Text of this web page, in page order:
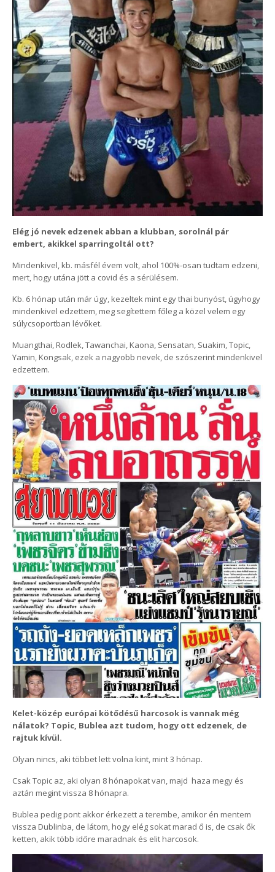
Elég jó nevek edzenek abban a klubban, sorolnál pár
embert, akikkel sparringoltál ott?
Mindenkivel, kb. másfél évem volt, ahol 100%-osan tudtam edzeni,
mert, hogy utána jött a covid és a sérülésem.
Kb. 6 hónap után már úgy, kezeltek mint egy thai bunyóst, úgyhogy
mindenkivel edzettem, meg segítettem főleg a közel velem egy
súlycsoportban lévőket.
Muangthai, Rodlek, Tawanchai, Kaona, Sensatan, Suakim, Topic,
Yamin, Kongsak, ezek a nagyobb nevek, de szószerint mindenkivel
edzettem.
Kelet-közép európai kötődésű harcosok is vannak még
nálatok? Topic, Bublea azt tudom, hogy ott edzenek, de
rajtuk kívül.
Olyan nincs, aki többet lett volna kint, mint 3 hónap.
Csak Topic az, aki olyan 8 hónapokat van, majd haza megy és
aztán megint vissza 8 hónapra.
Bublea pedig pont akkor érkezett a terembe, amikor én mentem
vissza Dublinba, de látom, hogy elég sokat marad ő is, de csak ők
ketten, akik több időre maradnak és elit harcosok.